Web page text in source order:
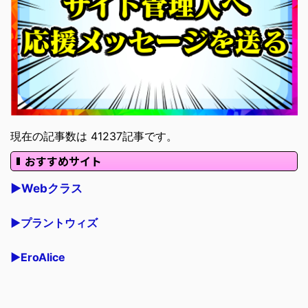
現在の記事数は 41237記事です。
おすすめサイト
▶Webクラス
▶プラントウィズ
▶EroAlice